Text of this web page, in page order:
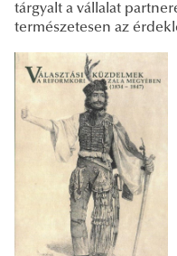
tárgyalt a vállalat
természetesen az